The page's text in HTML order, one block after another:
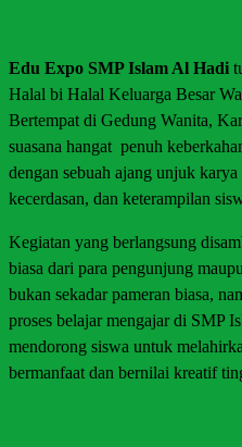
Edu Expo SMP Islam Al Hadi
Halal bi Halal Keluarga Besar
Bertempat di Gedung Wanita,
suasana hangat penuh
dengan sebuah ajang unjuk
kecerdasan, dan keterampilan
Kegiatan yang berlangsung
biasa dari para pengunjung
bukan sekadar pameran biasa,
proses belajar mengajar di SMP
mendorong siswa untuk
bermanfaat dan bernilai kreatif